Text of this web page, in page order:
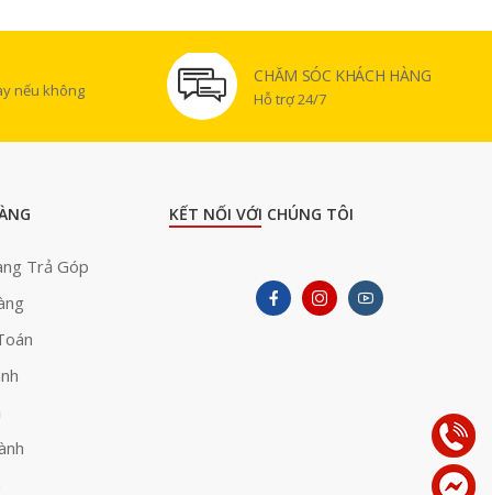
nếu không
CHĂM SÓC KHÁCH HÀNG
Hỗ trợ 24/7
Trả Góp
KẾT NỐI VỚI CHÚNG TÔI